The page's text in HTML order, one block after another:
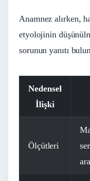
Anamnez alırken,
etyolojinin
sorunun yanıtı
Nedensel
İlişki
Ölçütleri